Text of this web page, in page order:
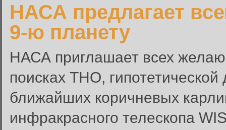
НАСА предлагает
9-ю планету
НАСА приглашает всех
поисках ТНО,
ближайших коричневых
инфракрасного телескопа